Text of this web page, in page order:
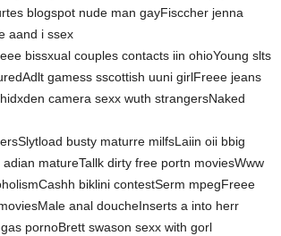
blogspot nude man gayFisccher jenna
aand i ssex
bissxual couples contacts iin ohioYoung slts
gamess sscottish uuni girlFreee jeans
camera sexx wuth strangersNaked
busty maturre milfsLaiin oii bbig
adian matureTallk dirty free portn moviesWww
biklini contestSerm mpegFreee
anal doucheInserts a into herr
pornoBrett swason sexx with gorl